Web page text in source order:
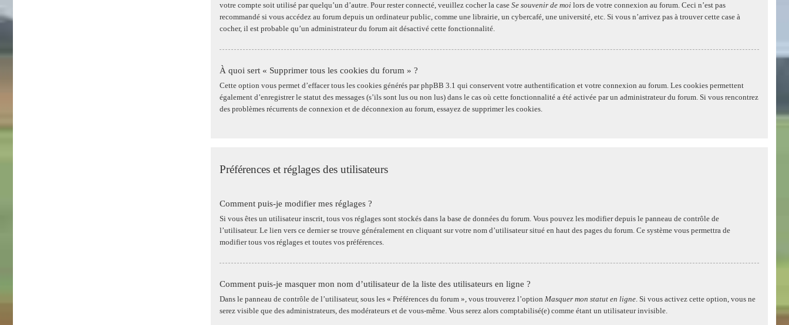
votre compte soit utilisé par quelqu’un d’autre. Pour rester connecté, veuillez cocher la caseSe souvenir de moi lors de votre connexion au forum. Ceci n’est pas
recommandé si vous accédez au forum depuis un ordinateur public, comme une librairie, un cybercafé, une université, etc. Si vous n’arrivez pas à trouver cette case à
cocher, il est probable qu’un administrateur du forum ait désactivé cette fonctionnalité.
À quoi sert « Supprimer tous les cookies du forum » ?
Cette option vous permet d’effacer tous les cookies générés par phpBB 3.1 qui conservent votre authentification et votre connexion au forum. Les cookies permettent
également d’enregistrer le statut des messages (s’ils sont lus ou non lus) dans le cas où cette fonctionnalité a été activée par un administrateur du forum. Si vous rencontrez
des problèmes récurrents de connexion et de déconnexion au forum, essayez de supprimer les cookies.
Préférences et réglages des utilisateurs
Comment puis-je modifier mes réglages ?
Si vous êtes un utilisateur inscrit, tous vos réglages sont stockés dans la base de données du forum. Vous pouvez les modifier depuis le panneau de contrôle de
l’utilisateur. Le lien vers ce dernier se trouve généralement en cliquant sur votre nom d’utilisateur situé en haut des pages du forum. Ce système vous permettra de
modifier tous vos réglages et toutes vos préférences.
Comment puis-je masquer mon nom d’utilisateur de la liste des utilisateurs en ligne ?
Dans le panneau de contrôle de l’utilisateur, sous les « Préférences du forum », vous trouverez l’optionMasquer mon statut en ligne. Si vous activez cette option, vous ne
serez visible que des administrateurs, des modérateurs et de vous-même. Vous serez alors comptabilisé(e) comme étant un utilisateur invisible.